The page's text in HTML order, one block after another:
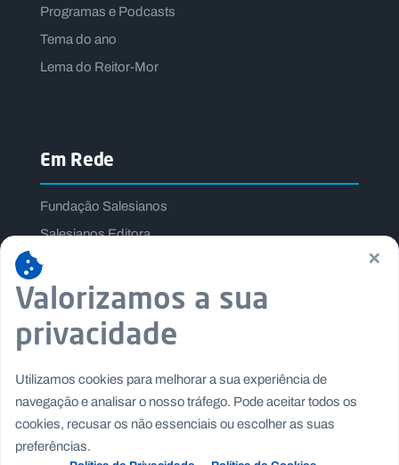
Programas e Podcasts
Tema do ano
Lema do Reitor-Mor
Em Rede
Fundação Salesianos
Salesianos Editora
Família Salesiana
Missão Dom Bosco
Jogos Nacionais Salesianos
×
Valorizamos a sua
privacidade
Utilizamos cookies para melhorar a sua experiência de
navegação e analisar o nosso tráfego. Pode aceitar todos os
cookies, recusar os não essenciais ou escolher as suas
preferências.